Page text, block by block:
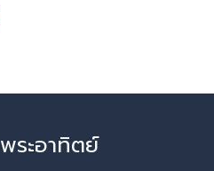
ะอาทิตย์